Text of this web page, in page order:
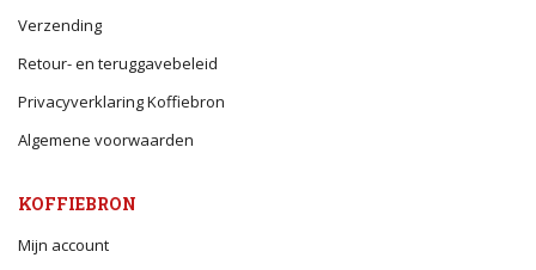
Verzending
Retour- en teruggavebeleid
Privacyverklaring Koffiebron
Algemene voorwaarden
KOFFIEBRON
Mijn account